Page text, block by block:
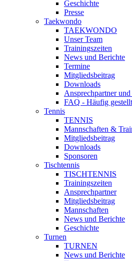
Geschichte
Presse
Taekwondo
TAEKWONDO
Unser Team
Trainingszeiten
News und Berichte
Termine
Mitgliedsbeitrag
Downloads
Ansprechpartner
FAQ - Häufig
Tennis
TENNIS
Mannschaften &
Mitgliedsbeitrag
Downloads
Sponsoren
Tischtennis
TISCHTENNIS
Trainingszeiten
Ansprechpartner
Mitgliedsbeitrag
Mannschaften
News und Berichte
Geschichte
Turnen
TURNEN
News und Berichte